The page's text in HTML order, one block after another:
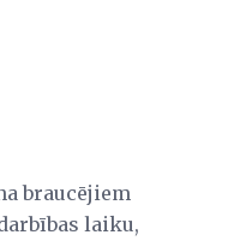
braucējiem
laiku,